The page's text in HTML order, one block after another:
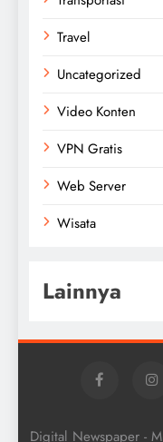
Travel
Uncategorized
Video Konten
VPN Gratis
Web Server
Wisata
Lainnya
Digital Newspaper -